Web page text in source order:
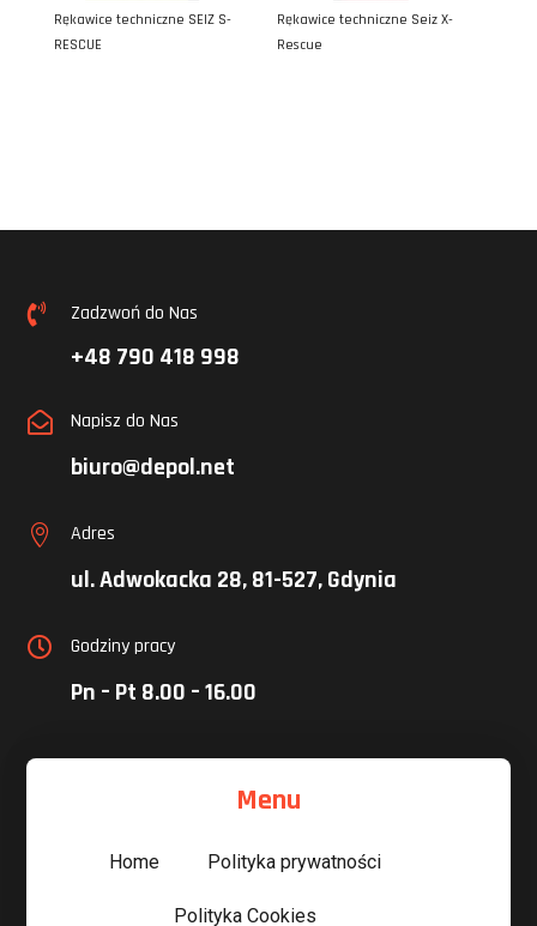
Rękawice techniczne SEIZ S-
RESCUE
Rękawice techniczne Seiz X-
Rescue
 Zadzwoń do Nas
+48 790 418 998
 Napisz do Nas
biuro@depol.net
 Adres
ul. Adwokacka 28, 81-527, Gdynia
 Godziny pracy
Pn – Pt 8.00 – 16.00
Menu
Home Polityka prywatności
Polityka Cookies